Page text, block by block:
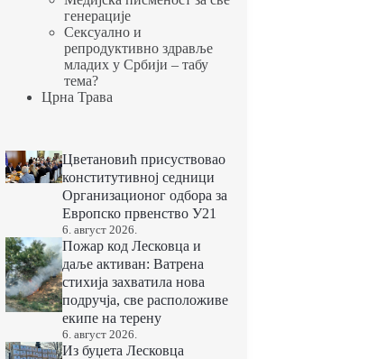
генерације
Сексуално и
репродуктивно здравље
младих у Србији – табу
тема?
Црна Трава
Цветановић присуствовао
конститутивној седници
Организационог одбора за
Европско првенство У21
6. август 2026.
Пожар код Лесковца и
даље активан: Ватрена
стихија захватила нова
подручја, све расположиве
екипе на терену
6. август 2026.
Из буџета Лесковца